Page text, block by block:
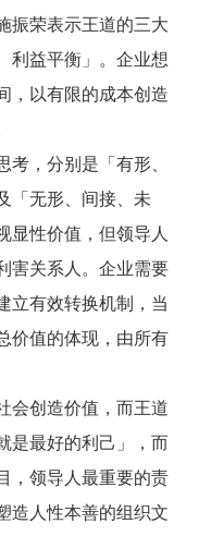
振荣表示王道的三大
利益平衡」。企业想
，以有限的成本创造
，分别是「有形、
「无形、间接、未
显性价值，但领导人
害关系人。企业需要
立有效转换机制，当
价值的体现，由所有
创造价值，而王道
是最好的利己」，而
，领导人最重要的责
造人性本善的组织文